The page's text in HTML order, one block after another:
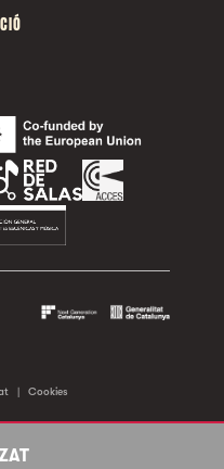
| Cookies
drets reservats.